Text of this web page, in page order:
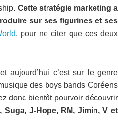
Cette stratégie marketing a
sur ses figurines et ses
, pour ne citer que ces deux
aujourd’hui c’est sur le genre
des boys bands Coréens
donc bientôt pourvoir découvrir
J-Hope, RM, Jimin, V et